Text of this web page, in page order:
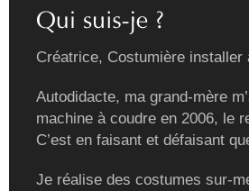
Créatrice, Costumière installer
Autodidacte, ma grand-mère
machine à coudre en 2006, le
C’est en faisant et défaisant
Je réalise des costumes sur-